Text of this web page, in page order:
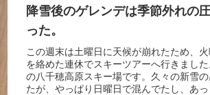
降雪後のゲレンデは季節外れの
った。
この週末は土曜日に天候が崩れたため、
を絡めた連休でスキーツアーへ行きまし
の八千穂高原スキー場です。久々の新雪
たが、やっぱり日曜日で混んでたし、あっ